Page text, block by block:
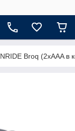
Broq (2xAAA в